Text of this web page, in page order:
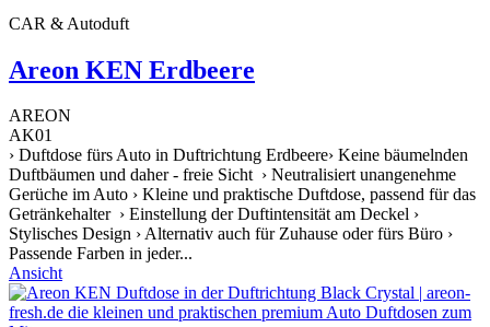
CAR & Autoduft
Areon KEN Erdbeere
AREON
AK01
› Duftdose fürs Auto in Duftrichtung Erdbeere› Keine bäumelnden
Duftbäumen und daher - freie Sicht › Neutralisiert unangenehme
Gerüche im Auto › Kleine und praktische Duftdose, passend für das
Getränkehalter › Einstellung der Duftintensität am Deckel ›
Stylisches Design › Alternativ auch für Zuhause oder fürs Büro ›
Passende Farben in jeder...
Ansicht